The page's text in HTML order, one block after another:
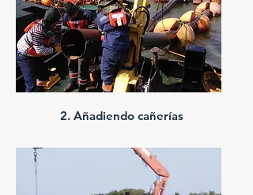
2. Añadiendo cañerías